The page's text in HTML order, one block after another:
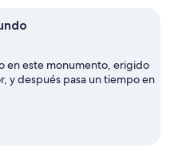
en este monumento, erigido
y después pasa un tiempo en